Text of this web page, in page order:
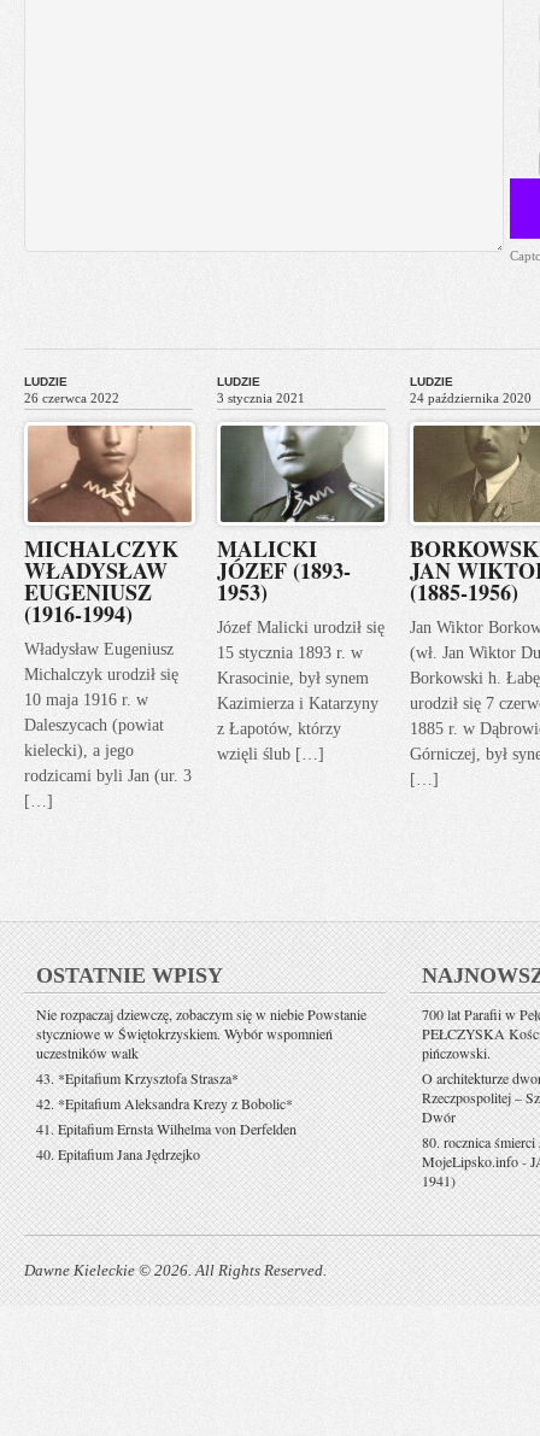
LUDZIE
26 czerwca 2022
MICHALCZYK
WŁADYSŁAW
EUGENIUSZ
(1916-1994)
Władysław Eugeniusz
Michalczyk urodził się
10 maja 1916 r. w
Daleszycach (powiat
kielecki), a jego
rodzicami byli Jan (ur. 3
[…]
LUDZIE
3 stycznia 2021
MALICKI
JÓZEF (1893-
1953)
Józef Malicki urodził się
15 stycznia 1893 r. w
Krasocinie, był synem
Kazimierza i Katarzyny
z Łapotów, którzy
wzięli ślub […]
LUDZIE
24 października 2020
JAN
(1885-1956)
Jan Wiktor
(wł. Jan Wiktor
Borkowski h.
urodził się 7
1885 r. w
Górniczej, był
[…]
OSTATNIE WPISY
Nie rozpaczaj dziewczę, zobaczym się w niebie Powstanie
styczniowe w Świętokrzyskiem. Wybór wspomnień
uczestników walk
43. *Epitafium Krzysztofa Strasza*
42. *Epitafium Aleksandra Krezy z Bobolic*
41. Epitafium Ernsta Wilhelma von Derfelden
40. Epitafium Jana Jędrzejko
700 lat Parafii w
PEŁCZYSKA
pińczowski.
O architekturze
Rzeczpospolitej –
Dwór
80. rocznica
MojeLipsko.info-
1941)
Dawne Kieleckie © 2026. All Rights Reserved.